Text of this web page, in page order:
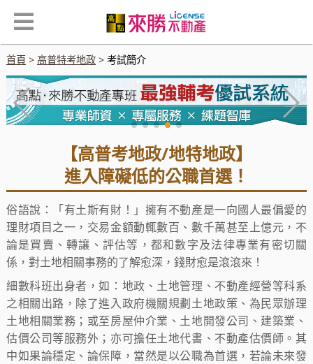
首頁 高普特考地政 考試簡介
【高普考地政/地特地政】
進入障礙低的公職首選！
俗語說：「有土斯有財！」擁有不動產是一向國人最偏愛的
理財項目之一，交易金額動輒數百、數千萬甚至上億元，不
論是買賣、轉讓、評估等，都和數字及法律專業有密切關
係，對土地相關事務的了解愈深，錢財愈是滾滾來！
細數科班出身者，如：地政、土地管理、不動產經營等科系
之相關出路，除了進入政府機關規劃土地政策、為民眾辦理
土地相關業務；或至房屋仲介業、土地開發公司、建築業、
估價公司等服務外；亦可擔任土地代書、不動產估價師。其
中如果論穩定、論保障，當然是以公職為首選，若論未來發